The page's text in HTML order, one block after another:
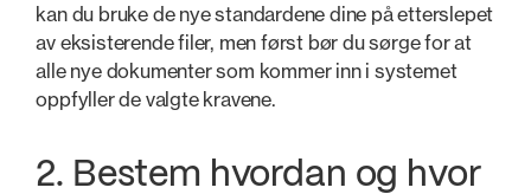
kan du bruke de nye standardene dine på etterslepet
av eksisterende filer, men først bør du sørge for at
alle nye dokumenter som kommer inn i systemet
oppfyller de valgte kravene.
2. Bestem hvordan og hvor